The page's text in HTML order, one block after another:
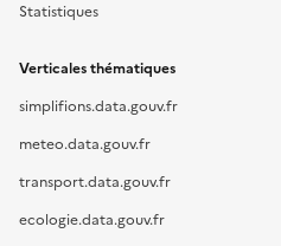
Statistiques
Verticales thématiques
simplifions.data.gouv.fr
meteo.data.gouv.fr
transport.data.gouv.fr
ecologie.data.gouv.fr